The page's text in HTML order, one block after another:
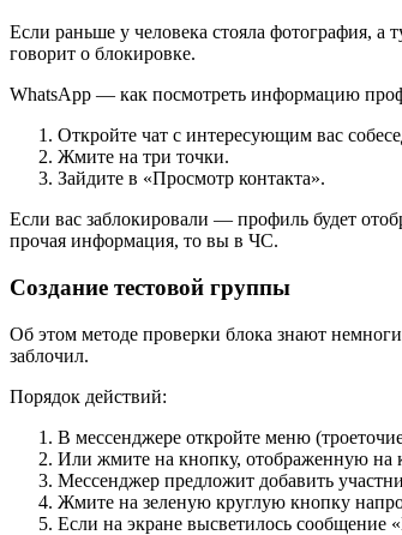
Если раньше у человека стояла фотография, а
говорит о блокировке.
WhatsApp — как посмотреть информацию
Откройте чат с интересующим вас
Жмите на три точки.
Зайдите в «Просмотр контакта».
Если вас заблокировали — профиль будет
прочая информация, то вы в ЧС.
Создание тестовой группы
Об этом методе проверки блока знают
заблочил.
Порядок действий:
В мессенджере откройте меню
Или жмите на кнопку, отображенную на
Мессенджер предложит добавить
Жмите на зеленую круглую кнопку
Если на экране высветилось сообщение